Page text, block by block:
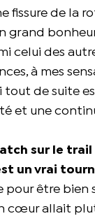
fissure de la
grand
celui des
à mes
de suite
et une
sur le trail
un vrai
être bien
cœur allait